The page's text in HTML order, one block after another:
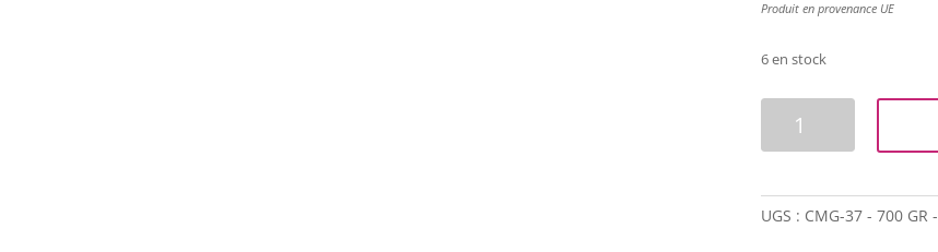
Produit en provenance UE
6 en stock
-UGS : CMG-37 - 700 GR